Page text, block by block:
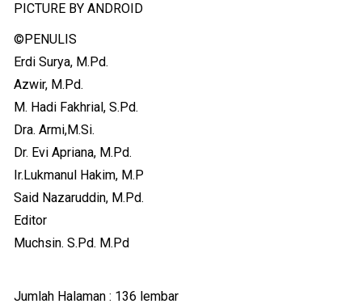
PICTURE BY ANDROID
©PENULIS
Erdi Surya, M.Pd.
Azwir, M.Pd.
M. Hadi Fakhrial, S.Pd.
Dra. Armi,M.Si.
Dr. Evi Apriana, M.Pd.
Ir.Lukmanul Hakim, M.P
Said Nazaruddin, M.Pd.
Editor
Muchsin. S.Pd. M.Pd
Jumlah Halaman : 136 lembar